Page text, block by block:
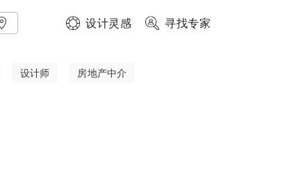
设计灵感 寻找专家
设计师 房地产中介